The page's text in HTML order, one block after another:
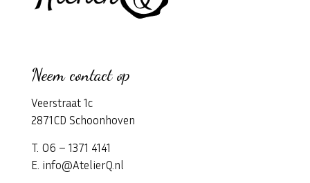
Neem contact op
Veerstraat 1c
2871CD Schoonhoven
T. 06 – 1371 4141
E. info@AtelierQ.nl